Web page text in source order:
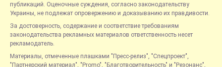
публикаций. Оценочные суждения, согласно законодательству
Украины, не подлежат опровержению и доказыванию их правдивости.
За достоверность, содержание и соответствие требованиям
законодательства рекламных материалов ответственность несет
рекламодатель.
Материалы, отмеченные плашками "Пресс-релиз", "Спецпроект",
"Партнерский материал", "Promo", "Благотворительность" и "Резонанс",